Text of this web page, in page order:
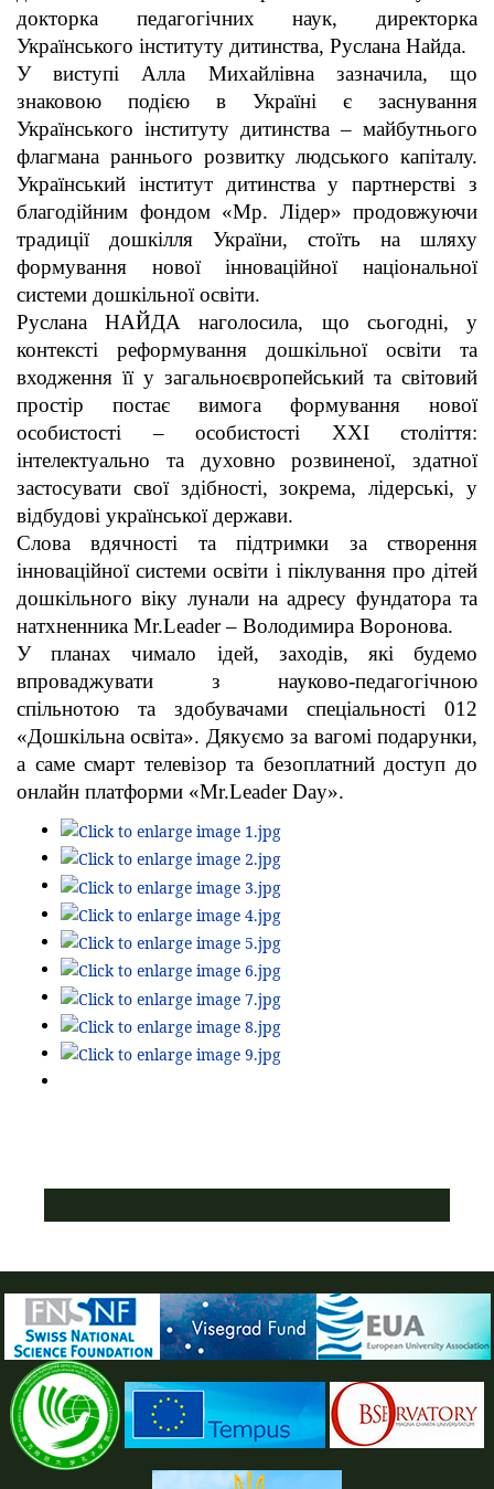
докторка педагогічних наук, директорка
Українського інституту дитинства, Руслана Найда.
У виступі Алла Михайлівна зазначила, що
знаковою подією в Україні є заснування
Українського інституту дитинства – майбутнього
флагмана раннього розвитку людського капіталу.
Український інститут дитинства у партнерстві з
благодійним фондом «Мр. Лідер» продовжуючи
традиції дошкілля України, стоїть на шляху
формування нової інноваційної національної
системи дошкільної освіти.
Руслана НАЙДА наголосила, що сьогодні, у
контексті реформування дошкільної освіти та
входження її у загальноєвропейський та світовий
простір постає вимога формування нової
особистості – особистості ХХІ століття:
інтелектуально та духовно розвиненої, здатної
застосувати свої здібності, зокрема, лідерські, у
відбудові української держави.
Слова вдячності та підтримки за створення
інноваційної системи освіти і піклування про дітей
дошкільного віку лунали на адресу фундатора та
натхненника Mr.Leader – Володимира Воронова.
У планах чимало ідей, заходів, які будемо
впроваджувати з науково-педагогічною
спільнотою та здобувачами спеціальності 012
«Дошкільна освіта». Дякуємо за вагомі подарунки,
а саме смарт телевізор та безоплатний доступ до
онлайн платформи «Mr.Leader Day».